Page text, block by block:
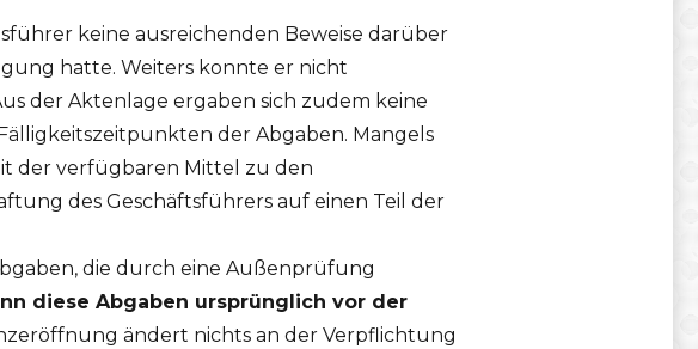
keine ausreichenden Beweise darüber
hatte. Weiters konnte er nicht
der Aktenlage ergaben sich zudem keine
der Abgaben. Mangels
der verfügbaren Mittel zu den
des Geschäftsführers auf einen Teil der
die durch eine Außenprüfung
diese Abgaben ursprünglich vor der
ändert nichts an der Verpflichtung